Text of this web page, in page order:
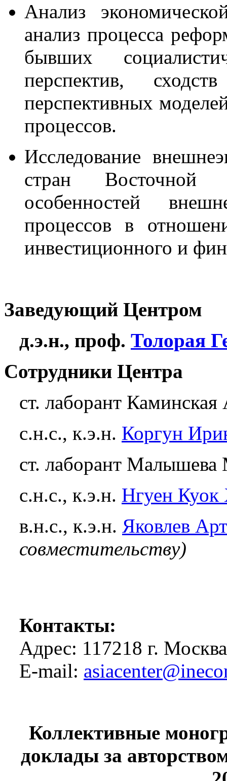
Анализ
анализ процесса
бывших
перспектив,
перспективных
процессов.
Исследование
стран
особенностей
процессов в
инвестиционного и
Заведующий Центром
д.э.н., проф. Толорая
Сотрудники Центра
ст. лаборант
с.н.с., к.э.н. Коргун
ст. лаборант
c.н.с., к.э.н. Нгуен Куок
в.н.с., к.э.н. Яковлев
совместительству)
Контакты:
Адрес: 117218 г.
E-mail:
Коллективные
доклады за